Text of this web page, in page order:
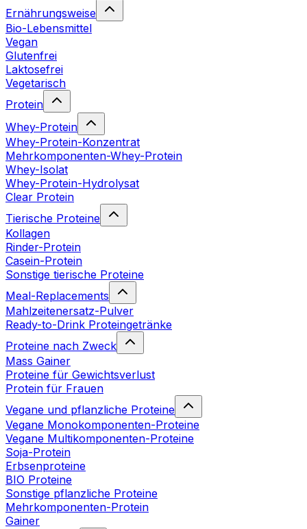
Ernährungsweise
Bio-Lebensmittel
Vegan
Glutenfrei
Laktosefrei
Vegetarisch
Protein
Whey-Protein
Whey-Protein-Konzentrat
Mehrkomponenten-Whey-Protein
Whey-Isolat
Whey-Protein-Hydrolysat
Clear Protein
Tierische Proteine
Kollagen
Rinder-Protein
Casein-Protein
Sonstige tierische Proteine
Meal-Replacements
Mahlzeitenersatz-Pulver
Ready-to-Drink Proteingetränke
Proteine nach Zweck
Mass Gainer
Proteine für Gewichtsverlust
Protein für Frauen
Vegane und pflanzliche Proteine
Vegane Monokomponenten-Proteine
Vegane Multikomponenten-Proteine
Soja-Protein
Erbsenproteine
BIO Proteine
Sonstige pflanzliche Proteine
Mehrkomponenten-Protein
Gainer